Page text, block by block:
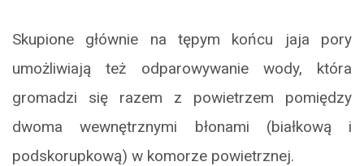
Skupione głównie na tępym końcu jaja pory
umożliwiają też odparowywanie wody, która
gromadzi się razem z powietrzem pomiędzy
dwoma wewnętrznymi błonami (białkową i
podskorupkową) w komorze powietrznej.